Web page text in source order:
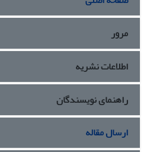
مرور
اطلاعات نشریه
راهنمای نویسندگان
ارسال مقاله